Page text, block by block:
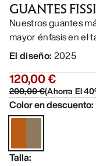
GUANTES
Nuestros guantes
mayor énfasis en el
El diseño: 2025
120,00 €
200,00 €(Ahorra El40
Color en descuento:
Talla: